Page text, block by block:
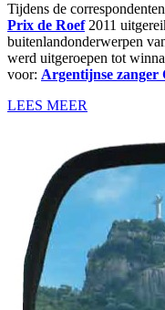
Tijdens de
Prix de Roef2011
buitenlandonderwerpen
werd uitgeroepen tot
voor: Argentijnse zanger
LEES MEER